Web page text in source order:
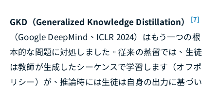
GKD（Generalized Knowledge Distillation） [7]
（Google DeepMind、ICLR 2024）はもう一つの根
本的な問題に対処しました。従来の蒸留では、生徒
は教師が生成したシーケンスで学習します（オフポ
リシー）が、推論時には生徒は自身の出力に基づい